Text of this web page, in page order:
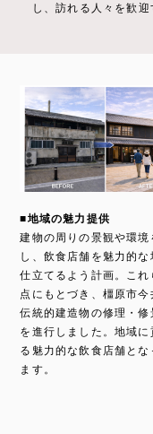
し、訪れる人々を歓迎
■地域の魅力提供
建物の周りの景観や環境
し、飲食店舗を魅力的な
仕立てるよう計画。これ
点にもとづき、橿原市今
伝統的建造物の修理・修
を進行しました。地域に
る魅力的な飲食店舗とな
ます。